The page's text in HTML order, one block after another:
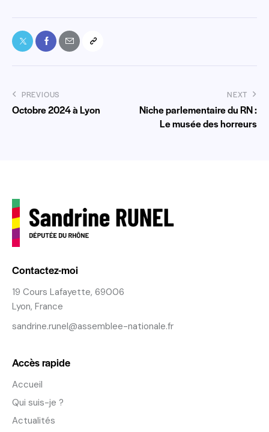
PREVIOUS
Octobre 2024 à Lyon
NEXT
Niche parlementaire du RN :
Le musée des horreurs
Contactez-moi
19 Cours Lafayette, 69006
Lyon, France
sandrine.runel@assemblee-nationale.fr
Accès rapide
Accueil
Qui suis-je ?
Actualités